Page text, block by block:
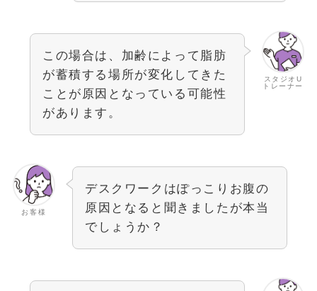
スタジオU
トレーナー
この場合は、加齢によって脂肪
が蓄積する場所が変化してきた
ことが原因となっている可能性
があります。
お客様
デスクワークはぽっこりお腹の
原因となると聞きましたが本当
でしょうか？